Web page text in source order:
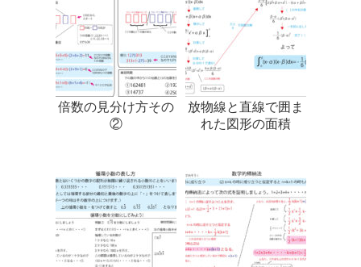
倍数の見分け方その
②
放物線と直線で囲ま
れた図形の面積